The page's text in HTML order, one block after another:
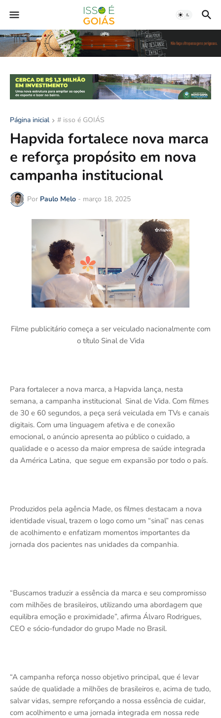
Página inicial # isso é GOIÁS
Hapvida fortalece nova marca
e reforça propósito em nova
campanha institucional
Por Paulo Melo - março 18, 2025
Filme publicitário começa a ser veiculado nacionalmente com
o título Sinal de Vida
Para fortalecer a nova marca, a Hapvida lança, nesta
semana, a campanha institucional Sinal de Vida. Com filmes
de 30 e 60 segundos, a peça será veiculada em TVs e canais
digitais. Com uma linguagem afetiva e de conexão
emocional, o anúncio apresenta ao público o cuidado, a
qualidade e o acesso da maior empresa de saúde integrada
da América Latina, que segue em expansão por todo o país.
Produzidos pela agência Made, os filmes destacam a nova
identidade visual, trazem o logo como um “sinal” nas cenas
de acolhimento e enfatizam momentos importantes da
jornada dos pacientes nas unidades da companhia.
“Buscamos traduzir a essência da marca e seu compromisso
com milhões de brasileiros, utilizando uma abordagem que
equilibra emoção e proximidade”, afirma Álvaro Rodrigues,
CEO e sócio-fundador do grupo Made no Brasil.
“A campanha reforça nosso objetivo principal, que é levar
saúde de qualidade a milhões de brasileiros e, acima de tudo,
salvar vidas, sempre reforçando a nossa essência de cuidar,
com acolhimento e uma jornada integrada em nossa rede